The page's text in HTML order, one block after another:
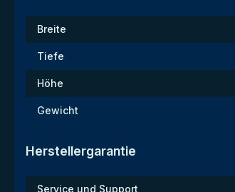
Breite
Tiefe
Höhe
Gewicht
Herstellergarantie
Service und Support